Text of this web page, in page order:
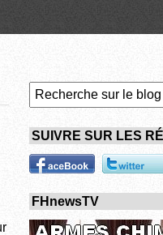
SUIVRE SUR LES
FHnewsTV